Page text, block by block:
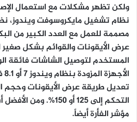
ولكن تظهر مشكلات مع استعمال
نظام تشغيل مايكروسوفت ويندوز،
مصممة للعمل مع العدد الكبير من
عرض الأيقونات والقوائم بشكل صغير
تعديل طريقة عرض الأيقونات
التحكم إلى 125 أو
مؤشر الفأرة أيضاً.